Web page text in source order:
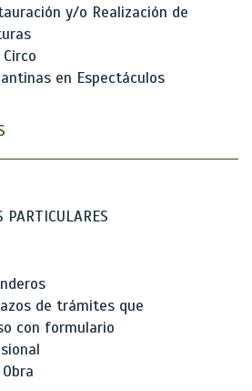
y/o Realización de
en Espectáculos
PARTICULARES
de trámites que
con formulario